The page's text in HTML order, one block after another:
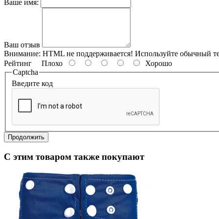
Ваше имя:
Ваш отзыв
Внимание: HTML не поддерживается! Используйте обычный
Рейтинг Плохо
Хорошо
Captcha
Введите код
Продолжить
С этим товаром также покупают